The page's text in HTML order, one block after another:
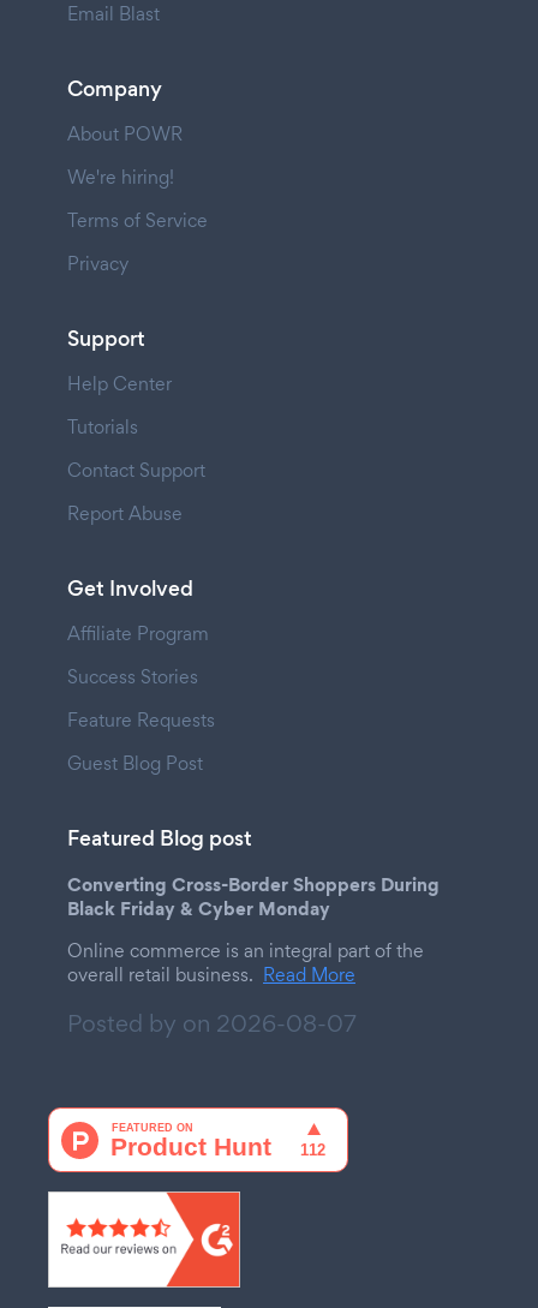
Email Blast
Company
About POWR
We're hiring!
Terms of Service
Privacy
Support
Help Center
Tutorials
Contact Support
Report Abuse
Get Involved
Affiliate Program
Success Stories
Feature Requests
Guest Blog Post
Featured Blog post
Converting Cross-Border Shoppers During
Black Friday & Cyber Monday
Online commerce is an integral part of the
overall retail business. Read More
Posted by on 2026-08-07